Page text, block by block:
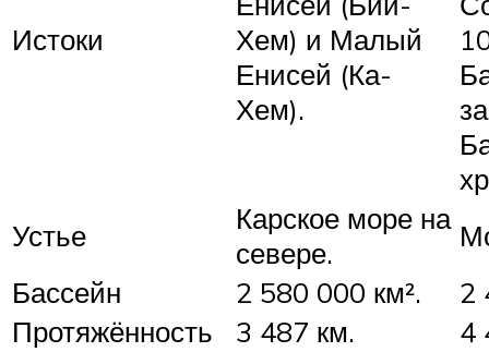
Истоки
Хем) и Малый
Енисей (Ка-
Хем).
Устье
Карское море на
севере.
Бассейн
2 580 000 км².
2
Протяжённость
3 487 км. 4